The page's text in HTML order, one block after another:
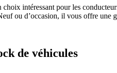
intéressant pour les
ou d’occasion, il vous offre une
de véhicules